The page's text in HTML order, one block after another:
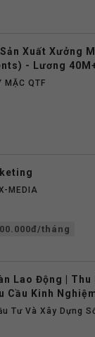
Sản Xuất Xưởng
- Lương
MẶC QTF
MEDIA
tháng
Lao Động | Thu
Cầu Kinh
Tư Và Xây Dựng